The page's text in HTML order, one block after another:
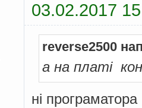
03.02.2017
reverse2500
а на платі
ні